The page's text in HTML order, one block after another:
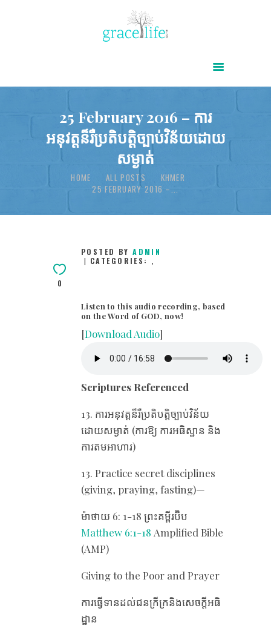
25 February 2016 – ការ
អនុវត្តន៏រឺប្រតិបត្តិច្បាប់វិន័យដោយ
សម្ងាត់
HOME ALL POSTS
KHMER
25 FEBRUARY 2016 –...
POWER OF CHRIST DAILY
FREE RESOURCES
0
POSTED BYADMIN
CATEGORIES: ,
Listen to this audio recording, based
on the Word of GOD, now!
[Download Audio]
Scriptures Referenced
13. ការអនុវត្តន៏រឺប្រតិបត្តិច្បាប់វិន័យ
ដោយសម្ងាត់ (ការឱ្យ ការអធិស្ឋាន និង
ការតមអាហារ)
13. Practice secret disciplines
(giving, praying, fasting)—
ម៉ាថាយ 6: 1-18 ព្រះគម្ពីរប៊ិប
Matthew 6:1-18 Amplified Bible
(AMP)
Giving to the Poor and Prayer
ការធ្វើទានដល់ជនក្រីក្រនិងសេចក្ដីអធិ
ដ្ឋាន